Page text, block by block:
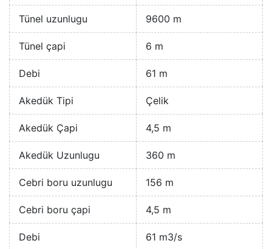
Tünel uzunlugu 9600 m
Tünel çapi 6 m
Debi 61 m
Akedük Tipi Çelik
Akedük Çapi 4,5 m
Akedük Uzunlugu 360 m
Cebri boru uzunlugu 156 m
Cebri boru çapi 4,5 m
Debi 61 m3/s